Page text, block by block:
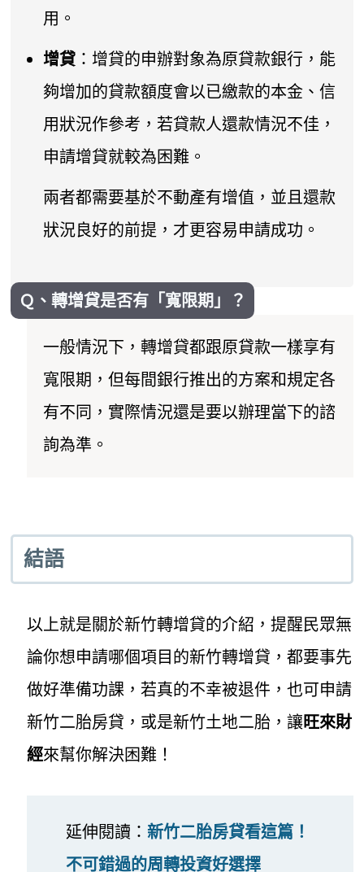
用。
增貸 ：增貸的申辦對象為原貸款銀行，能
夠增加的貸款額度會以已繳款的本金、信
用狀況作參考，若貸款人還款情況不佳，
申請增貸就較為困難。
兩者都需要基於不動產有增值，並且還款
狀況良好的前提，才更容易申請成功。
Ｑ、轉增貸是否有「寬限期」？
一般情況下，轉增貸都跟原貸款一樣享有
寬限期，但每間銀行推出的方案和規定各
有不同，實際情況還是要以辦理當下的諮
詢為準。
結語
以上就是關於新竹轉增貸的介紹，提醒民眾無
論你想申請哪個項目的新竹轉增貸，都要事先
做好準備功課，若真的不幸被退件，也可申請
新竹二胎房貸，或是新竹土地二胎，讓旺來財
經來幫你解決困難！
延伸閱讀： 新竹二胎房貸看這篇！
不可錯過的周轉投資好選擇